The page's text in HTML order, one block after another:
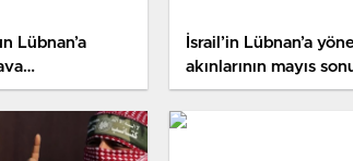
Lübnan’a
kişi hayatını
İsrail’in Lübnan’a
akınlarının mayıs
devam edebileceği
sürüldü